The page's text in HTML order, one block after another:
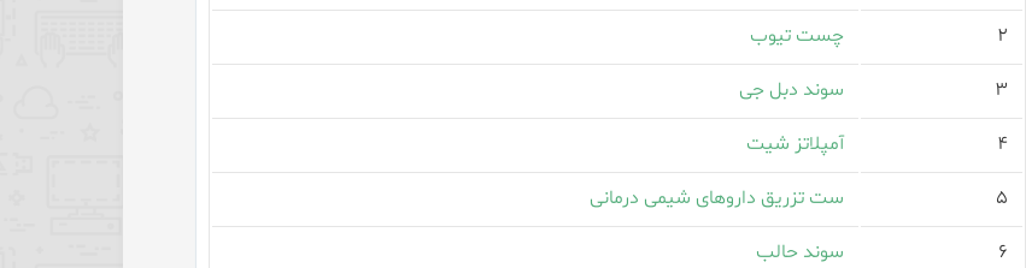
۲ چست تیوب
۳ سوند دبل جی
۴ آمپلاتز شیت
۵ ست تزریق داروهای شیمی درمانی
۶ سوند حالب